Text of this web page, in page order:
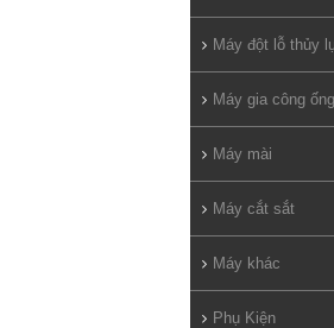
Máy đột lỗ thủy
Máy gia công ống
Máy mài
Máy cắt sắt
Máy khác
Phụ Kiện